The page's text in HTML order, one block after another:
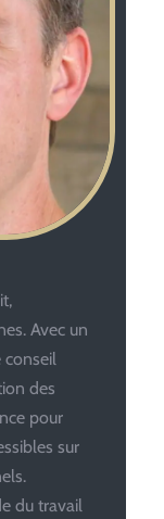
Avec un
conseil
des
pour
sur
du travail